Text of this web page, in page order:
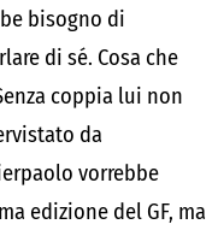
bisogno di
di sé. Cosa che
coppia lui non
da
vorrebbe
edizione del GF, ma